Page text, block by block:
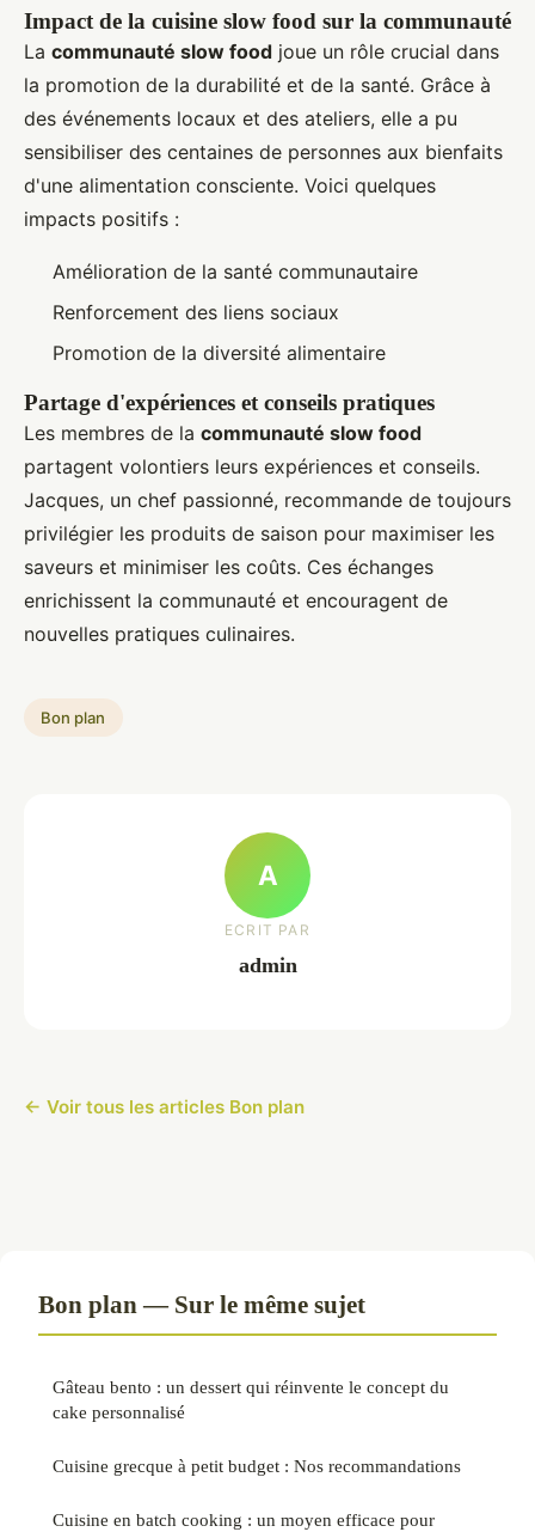
Impact de la cuisine slow food sur la communauté
La communauté slow food joue un rôle crucial dans
la promotion de la durabilité et de la santé. Grâce à
des événements locaux et des ateliers, elle a pu
sensibiliser des centaines de personnes aux bienfaits
d'une alimentation consciente. Voici quelques
impacts positifs :
Amélioration de la santé communautaire
Renforcement des liens sociaux
Promotion de la diversité alimentaire
Partage d'expériences et conseils pratiques
Les membres de la communauté slow food
partagent volontiers leurs expériences et conseils.
Jacques, un chef passionné, recommande de toujours
privilégier les produits de saison pour maximiser les
saveurs et minimiser les coûts. Ces échanges
enrichissent la communauté et encouragent de
nouvelles pratiques culinaires.
Bon plan
A
ECRIT PAR
admin
← Voir tous les articles Bon plan
Bon plan — Sur le même sujet
Gâteau bento : un dessert qui réinvente le concept du
cake personnalisé
Cuisine grecque à petit budget : Nos recommandations
Cuisine en batch cooking : un moyen efficace pour